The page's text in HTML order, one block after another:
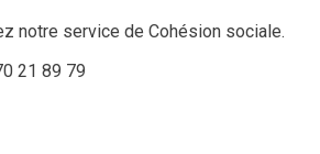
notre service de Cohésion sociale.
21 89 79